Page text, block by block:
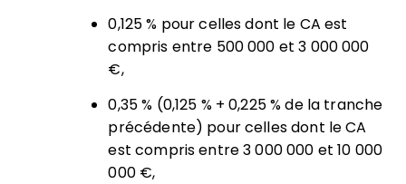
0,125 % pour celles dont le CA est
compris entre 500 000 et 3 000 000
€,
0,35 % (0,125 % + 0,225 % de la tranche
précédente) pour celles dont le CA
est compris entre 3 000 000 et 10 000
000 €,